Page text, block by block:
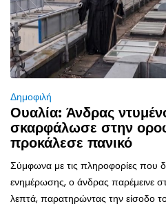
Δημοφιλή
Ουαλία: Άνδρας
σκαρφάλωσε στην
προκάλεσε πανικό
Σύμφωνα με τις πληροφορίες που
ενημέρωσης, ο άνδρας παρέμεινε
λεπτά, παρατηρώντας την είσοδο